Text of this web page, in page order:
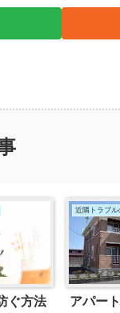
ぐ方法
近隣トラブ
アパー